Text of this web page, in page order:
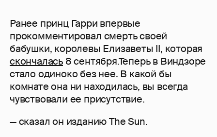
Ранее принц Гарри впервые
прокомментировал смерть своей
бабушки, королевы Елизаветы II, которая
скончалась 8 сентября.Теперь в Виндзоре
стало одиноко без нее. В какой бы
комнате она ни находилась, вы всегда
чувствовали ее присутствие.
— сказал он изданию The Sun.